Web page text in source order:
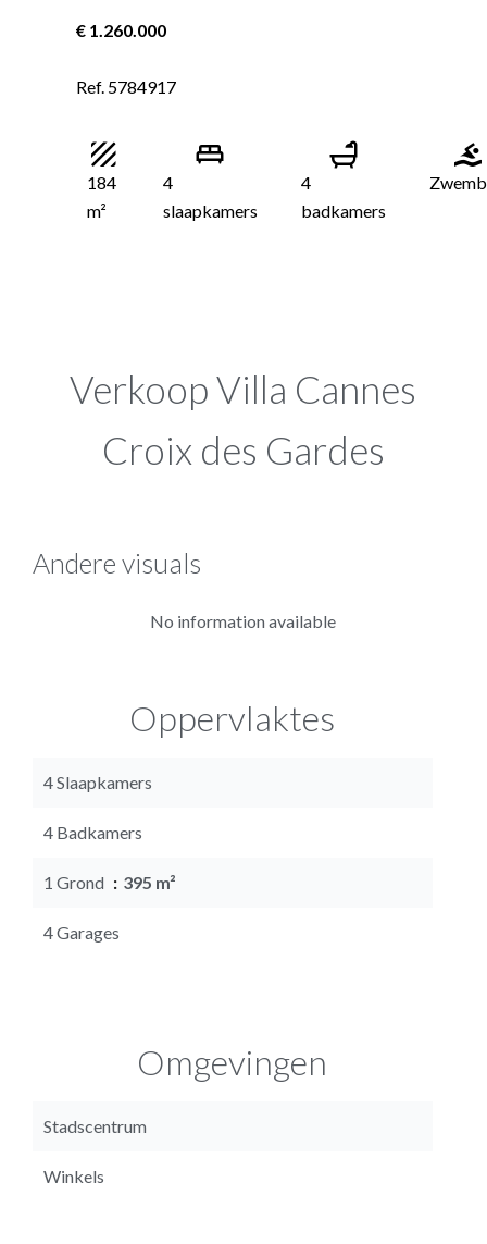
€ 1.260.000
Ref. 5784917
184
m²
4
slaapkamers
4
badkamers
Verkoop Villa Cannes
Croix des Gardes
Andere visuals
No information available
Oppervlaktes
4 Slaapkamers
4 Badkamers
1 Grond 395 m²
4 Garages
Omgevingen
Stadscentrum
Winkels